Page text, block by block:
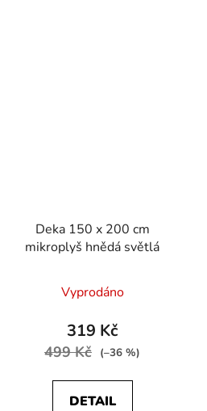
Deka 150 x 200 cm
mikroplyš hnědá světlá
Vyprodáno
319 Kč
499 Kč (–36 %)
DETAIL